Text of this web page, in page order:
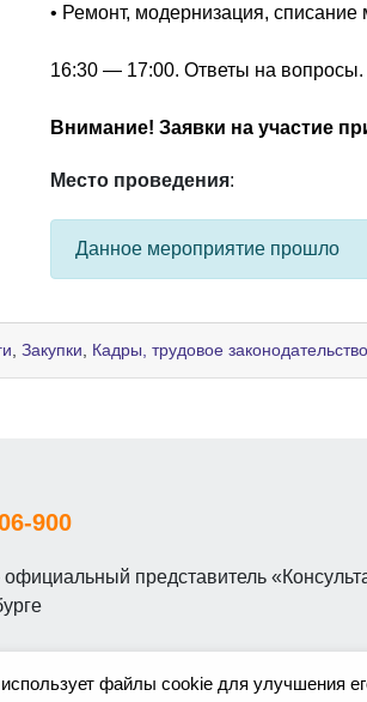
• Ремонт, модернизация,
16:30 — 17:00. Ответы на вопросы.
Внимание! Заявки на участие
Место проведения:
Данное мероприятие прошло
Закупки Кадры, трудовое законодательство
900
представитель
файлы cookie для улучшения